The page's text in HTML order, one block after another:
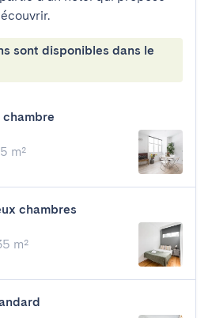
sont disponibles dans le
m²
chambres
m²